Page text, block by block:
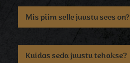
Mis piim selle juustu sees on?
Kuidas seda juustu tehakse?